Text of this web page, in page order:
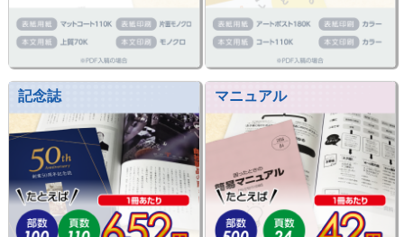
記念誌 マニュアル